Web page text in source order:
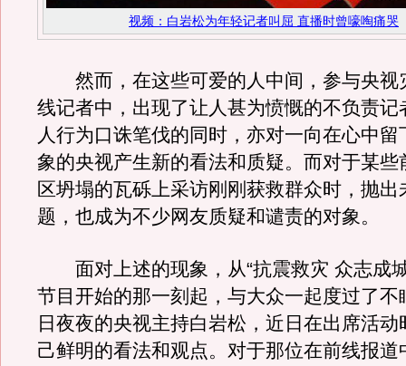
视频：白岩松为年轻记者叫屈 直播时曾嚎啕痛哭
然而，在这些可爱的人中间，参与央视
线记者中，出现了让人甚为愤慨的不负责记
人行为口诛笔伐的同时，亦对一向在心中留
象的央视产生新的看法和质疑。而对于某些
区坍塌的瓦砾上采访刚刚获救群众时，抛出
题，也成为不少网友质疑和谴责的对象。
面对上述的现象，从“抗震救灾 众志成
节目开始的那一刻起，与大众一起度过了不
日夜夜的央视主持白岩松，近日在出席活动
己鲜明的看法和观点。对于那位在前线报道